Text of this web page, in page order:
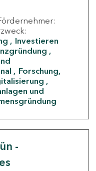
Investieren
Forschung,
und
-